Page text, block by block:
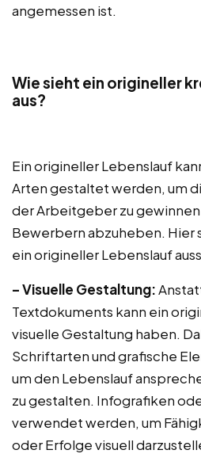
angemessen ist.
Wie sieht ein origineller
aus?
Ein origineller Lebenslauf
Arten gestaltet werden, um
der Arbeitgeber zu gewinnen
Bewerbern abzuheben. Hier
ein origineller Lebenslauf
– Visuelle Gestaltung:
Textdokuments kann ein
visuelle Gestaltung haben.
Schriftarten und grafische
um den Lebenslauf
zu gestalten. Infografiken
verwendet werden, um
oder Erfolge visuell